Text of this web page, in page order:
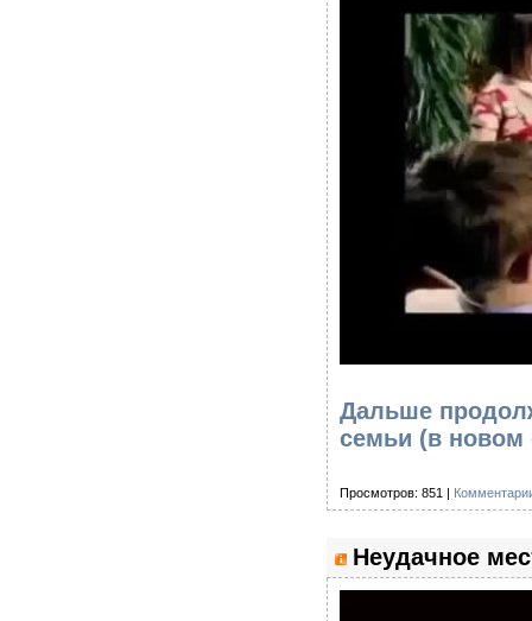
Дальше
семьи (в новом
Просмотров: 851 |
Неудачное